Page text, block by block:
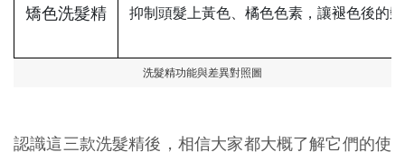
矯色洗髮精 抑制頭髮上黃色、橘色色素，讓褪色後的
洗髮精功能與差異對照圖
認識這三款洗髮精後，相信大家都大概了解它們的使